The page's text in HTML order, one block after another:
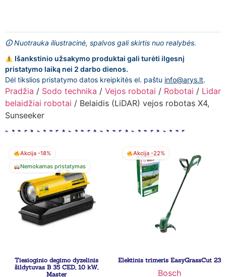
🛈 Nuotrauka iliustracinė, spalvos gali skirtis nuo realybės.
Išankstinio užsakymo produktai gali turėti ilgesnį
pristatymo laiką nei 2 darbo dienos.
Dėl tikslios pristatymo datos kreipkitės el. paštu info@arys.lt.
Pradžia / Sodo technika / Vejos robotai / Robotai / Lidar
belaidžiai robotai / Belaidis (LiDAR) vejos robotas X4,
Sunseeker
Akcija -18%
Nemokamas pristatymas
Tiesioginio degimo dyzelinis
šildytuvas B 35 CED, 10 kW,
Master
Akcija -22%
Elektinis trimeris EasyGrassCut 23
Bosch